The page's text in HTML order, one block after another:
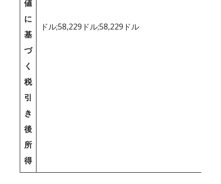
値
に
基
づ
く
税
引
き
後
所
得
ドル;58,229ドル;58,229ドル